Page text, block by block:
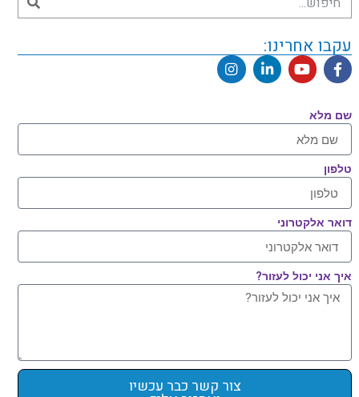
עקבו אחרינו:
שם מלא
טלפון
דואר אלקטרוני
איך אני יכול לעזור?
צור קשר כבר עכשיו